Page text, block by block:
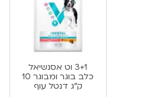
3+1 וט אסנשיאל
כלב בוגר ומבוגר 10
ק”ג דנטל עוף